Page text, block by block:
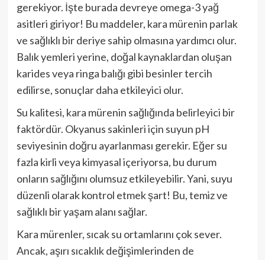
gerekiyor. İşte burada devreye omega-3 yağ
asitleri giriyor! Bu maddeler, kara mürenin parlak
ve sağlıklı bir deriye sahip olmasına yardımcı olur.
Balık yemleri yerine, doğal kaynaklardan oluşan
karides veya ringa balığı gibi besinler tercih
edilirse, sonuçlar daha etkileyici olur.
Su kalitesi, kara mürenin sağlığında belirleyici bir
faktördür. Okyanus sakinleri için suyun pH
seviyesinin doğru ayarlanması gerekir. Eğer su
fazla kirli veya kimyasal içeriyorsa, bu durum
onların sağlığını olumsuz etkileyebilir. Yani, suyu
düzenli olarak kontrol etmek şart! Bu, temiz ve
sağlıklı bir yaşam alanı sağlar.
Kara mürenler, sıcak su ortamlarını çok sever.
Ancak, aşırı sıcaklık değişimlerinden de